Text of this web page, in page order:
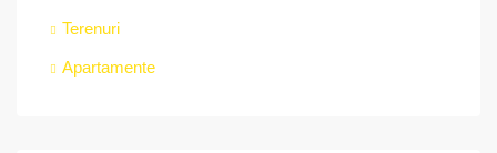
Terenuri
Apartamente